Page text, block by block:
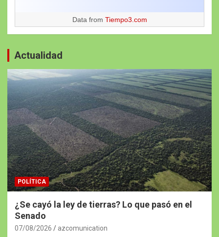
Data from Tiempo3.com
Actualidad
POLÍTICA
¿Se cayó la ley de tierras? Lo que pasó en el
Senado
07/08/2026 azcomunication